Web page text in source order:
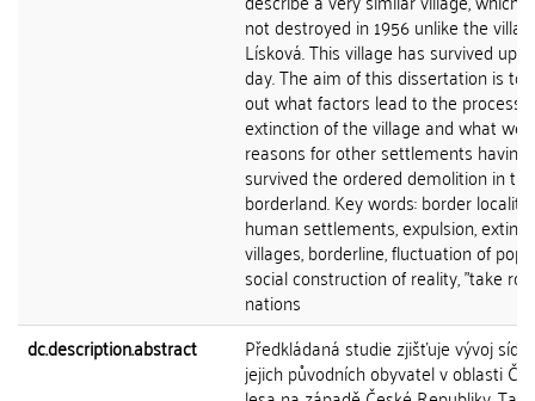
not destroyed in 1956 unlike the
Lísková. This village has survived up
day. The aim of this dissertation is to
out what factors lead to the process
extinction of the village and what
reasons for other settlements having
survived the ordered demolition in the
borderland. Key words: border locality,
human settlements, expulsion, extinct
villages, borderline, fluctuation of
social construction of reality, "take
nations
dc.description.abstract
Předkládaná studie zjišťuje vývoj
jejich původních obyvatel v oblasti